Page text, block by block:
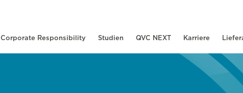
Corporate Responsibility Studien QVC NEXT Karriere